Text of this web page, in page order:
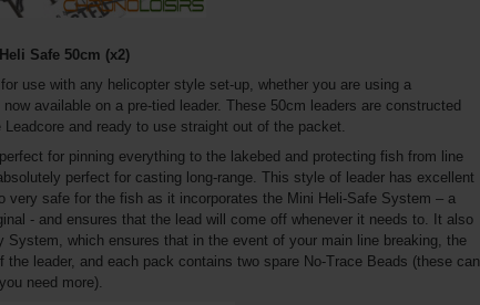
Safe 50cm (x2)
use with any helicopter style set-up, whether you are using a
available on a pre-tied leader. These 50cm leaders are constructed
and ready to use straight out of the packet.
for pinning everything to the lakebed and protecting fish from line
perfect for casting long-range. This style of leader has excellent
very safe for the fish as it incorporates the Mini Heli-Safe System – a
- and ensures that the lead will come off whenever it needs to. It also
System, which ensures that in the event of your main line breaking, the
leader, and each pack contains two spare No-Trace Beads (these can
need more).